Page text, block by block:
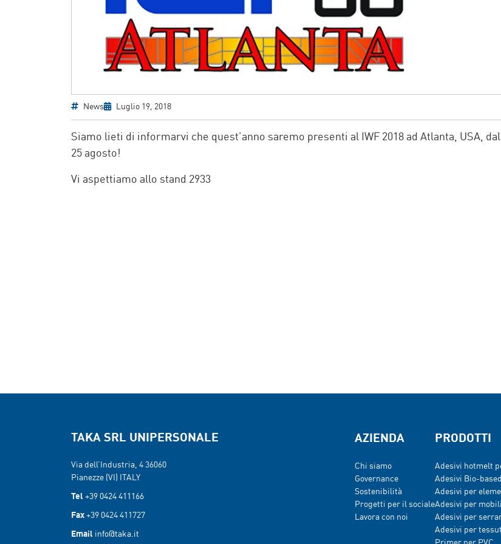
News Luglio 19, 2018
Siamo lieti di informarvi che quest’anno saremo presenti al IWF 2018 ad Atlanta, USA, dal
25 agosto!
Vi aspettiamo allo stand 2933
TAKA SRL UNIPERSONALE
Via dell’Industria, 4 36060
Pianezze (VI) ITALY
Tel +39 0424 411166
Fax +39 0424 411727
Email info@taka.it
AZIENDA
Chi siamo
Governance
Sostenibilità
Progetti per il sociale
Lavora con noi
PRODOTTI
Adesivi hotmelt
Adesivi Bio-based
Adesivi per
Adesivi per
Adesivi per
Adesivi per